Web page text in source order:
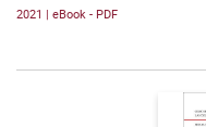
2021 | eBook - PDF